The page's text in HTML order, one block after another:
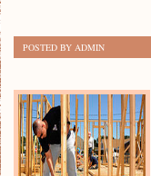
POSTED BY ADMIN